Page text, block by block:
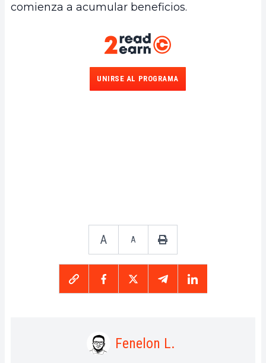
comienza a acumular beneficios.
UNIRSE AL PROGRAMA
A A
Fenelon L.